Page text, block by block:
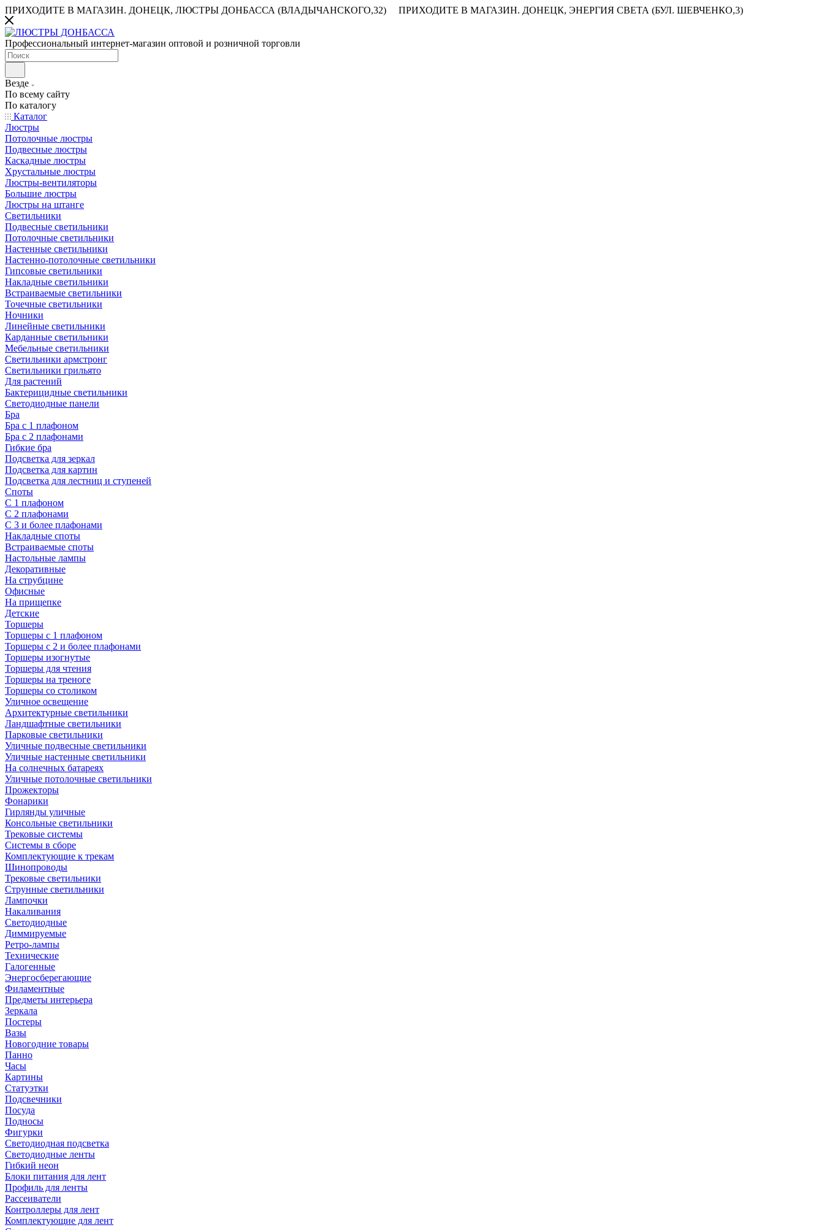
ПРИХОДИТЕ В МАГАЗИН. ДОНЕЦК, ЛЮСТРЫ ДОНБАССА (ВЛАДЫЧАНСКОГО,32) ПРИХОДИТЕ В МАГАЗИН. ДОНЕЦК, ЭНЕРГИЯ СВЕТА (БУЛ. ШЕВЧЕНКО,3)
Профессиональный интернет-магазин оптовой и розничной торговли
Везде
По всему сайту
По каталогу
Каталог
Люстры
Потолочные люстры
Подвесные люстры
Каскадные люстры
Хрустальные люстры
Люстры-вентиляторы
Большие люстры
Люстры на штанге
Светильники
Подвесные светильники
Потолочные светильники
Настенные светильники
Настенно-потолочные светильники
Гипсовые светильники
Накладные светильники
Встраиваемые светильники
Точечные светильники
Ночники
Линейные светильники
Карданные светильники
Мебельные светильники
Светильники армстронг
Светильники грильято
Для растений
Бактерицидные светильники
Светодиодные панели
Бра
Бра с 1 плафоном
Бра с 2 плафонами
Гибкие бра
Подсветка для зеркал
Подсветка для картин
Подсветка для лестниц и ступеней
Споты
С 1 плафоном
С 2 плафонами
С 3 и более плафонами
Накладные споты
Встраиваемые споты
Настольные лампы
Декоративные
На струбцине
Офисные
На прищепке
Детские
Торшеры
Торшеры с 1 плафоном
Торшеры с 2 и более плафонами
Торшеры изогнутые
Торшеры для чтения
Торшеры на треноге
Торшеры со столиком
Уличное освещение
Архитектурные светильники
Ландшафтные светильники
Парковые светильники
Уличные подвесные светильники
Уличные настенные светильники
На солнечных батареях
Уличные потолочные светильники
Прожекторы
Фонарики
Гирлянды уличные
Консольные светильники
Трековые системы
Системы в сборе
Комплектующие к трекам
Шинопроводы
Трековые светильники
Струнные светильники
Лампочки
Накаливания
Светодиодные
Диммируемые
Ретро-лампы
Технические
Галогенные
Энергосберегающие
Филаментные
Предметы интерьера
Зеркала
Постеры
Вазы
Новогодние товары
Панно
Часы
Картины
Статуэтки
Подсвечники
Посуда
Подносы
Фигурки
Светодиодная подсветка
Светодиодные ленты
Гибкий неон
Блоки питания для лент
Профиль для ленты
Рассеиватели
Контроллеры для лент
Комплектующие для лент